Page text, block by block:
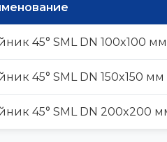
45° SML DN 100x100
45° SML DN 150x150
45° SML DN 200x200